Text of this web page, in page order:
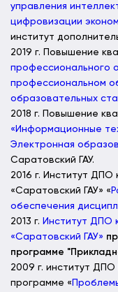
управления
цифровизации
институт
2019 г. Повышение
профессионального
профессиональном
образовательных
2018 г. Повышение
«Информационные
Электронная
Саратовский ГАУ.
2016 г. Институт
«Саратовский ГАУ» «
обеспечения
2013 г. Институт ДПО
«Саратовский ГАУ»
программе
2009 г. институт
программе «